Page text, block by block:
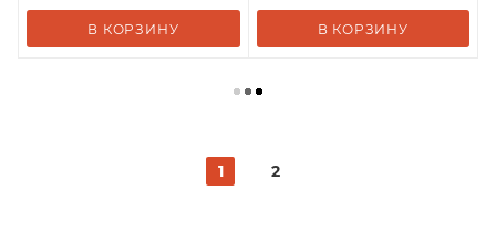
В КОРЗИНУ В КОРЗИНУ
1 2